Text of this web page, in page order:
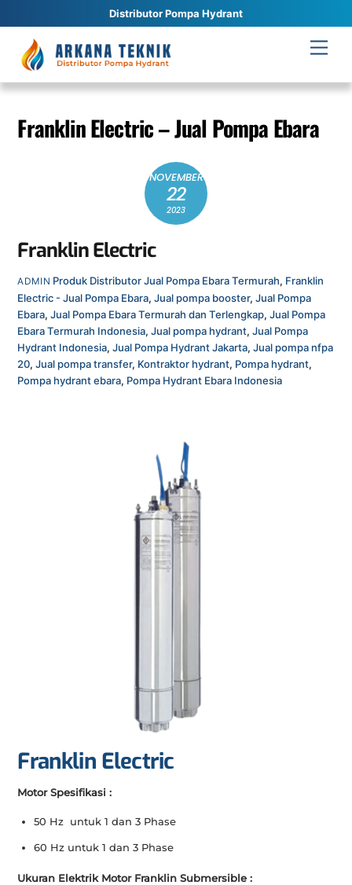
Distributor Pompa Hydrant
content
Franklin Electric – Jual Pompa Ebara
NOVEMBER
22
2023
Franklin Electric
ADMIN Produk Distributor Jual Pompa Ebara Termurah, Franklin
Electric - Jual Pompa Ebara,Jual pompa booster,Jual Pompa
Ebara,Jual Pompa Ebara Termurah dan Terlengkap,Jual Pompa
Ebara Termurah Indonesia,Jual pompa hydrant,Jual Pompa
Hydrant Indonesia,Jual Pompa Hydrant Jakarta,Jual pompa nfpa
20,Jual pompa transfer, Kontraktor hydrant, Pompa hydrant,
Pompa hydrant ebara, Pompa Hydrant Ebara Indonesia
Franklin Electric
Motor Spesifikasi :
50 Hz untuk 1 dan 3 Phase
60 Hz untuk 1 dan 3 Phase
Ukuran Elektrik Motor Franklin Submersible :